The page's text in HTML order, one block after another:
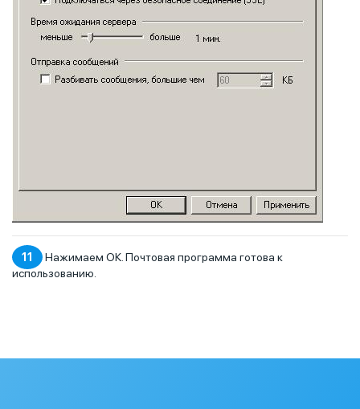
11
Нажимаем ОК. Почтовая программа готова к
использованию.